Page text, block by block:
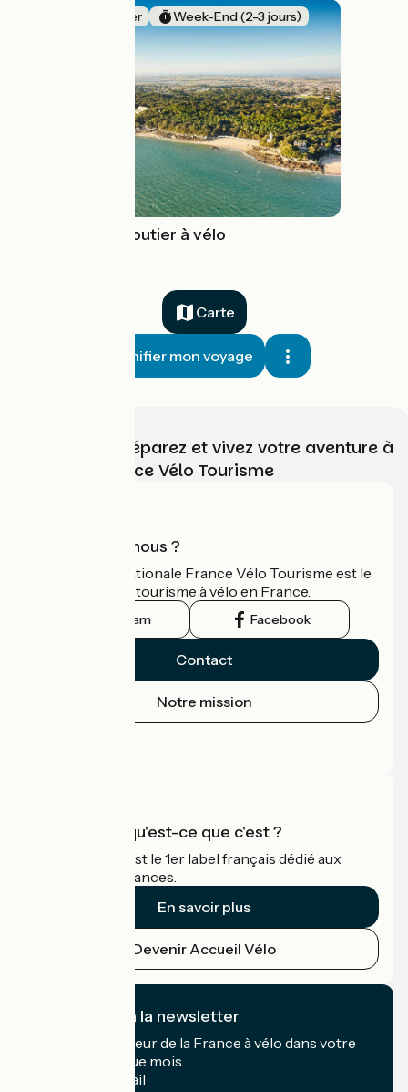
Bords de mer
Week-End (2-3 jours)
L'Île de Noirmoutier à vélo
Carte
Planifier mon voyage
Choisissez, préparez et vivez votre aventure à
vélo avec France Vélo Tourisme
Qui sommes-nous ?
L'association nationale France Vélo Tourisme est le
guide officiel du tourisme à vélo en France.
Instagram Facebook
Contact
Notre mission
Accueil Vélo qu'est-ce que c'est ?
Accueil Vélo c'est le 1er label français dédié aux
cyclistes en vacances.
En savoir plus
Devenir Accueil Vélo
Je m'abonne à la newsletter
Recevez le meilleur de la France à vélo dans votre
boîte mail chaque mois.
Mon adresse mail